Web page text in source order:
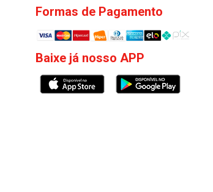
Formas de Pagamento
Baixe já nosso APP